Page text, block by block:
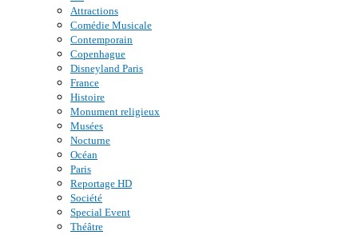
Attractions
Comédie Musicale
Contemporain
Copenhague
Disneyland Paris
France
Histoire
Monument religieux
Musées
Nocturne
Océan
Paris
Reportage HD
Société
Special Event
Théâtre